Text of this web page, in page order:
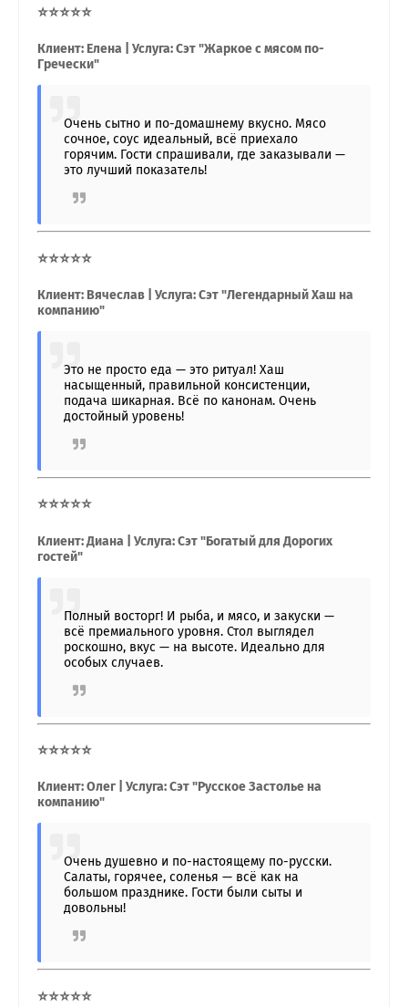
⭐⭐⭐⭐⭐
Клиент: Елена | Услуга: Сэт "Жаркое с мясом по-
Гречески"
Очень сытно и по-домашнему вкусно. Мясо
сочное, соус идеальный, всё приехало
горячим. Гости спрашивали, где заказывали —
это лучший показатель!
⭐⭐⭐⭐⭐
Клиент: Вячеслав | Услуга: Сэт "Легендарный Хаш на
компанию"
Это не просто еда — это ритуал! Хаш
насыщенный, правильной консистенции,
подача шикарная. Всё по канонам. Очень
достойный уровень!
⭐⭐⭐⭐⭐
Клиент: Диана | Услуга: Сэт "Богатый для Дорогих
гостей"
Полный восторг! И рыба, и мясо, и закуски —
всё премиального уровня. Стол выглядел
роскошно, вкус — на высоте. Идеально для
особых случаев.
⭐⭐⭐⭐⭐
Клиент: Олег | Услуга: Сэт "Русское Застолье на
компанию"
Очень душевно и по-настоящему по-русски.
Салаты, горячее, соленья — всё как на
большом празднике. Гости были сыты и
довольны!
⭐⭐⭐⭐⭐